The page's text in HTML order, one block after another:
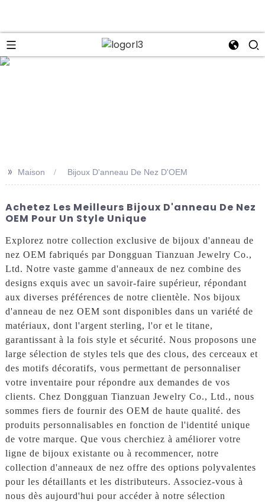
>> Maison Bijoux D'anneau De Nez D'OEM
Achetez Les Meilleurs Bijoux D'anneau De Nez
OEM Pour Un Style Unique
Explorez notre collection exclusive de bijoux d'anneau de
nez OEM fabriqués par Dongguan Tianzuan Jewelry Co.,
Ltd. Notre vaste gamme d'anneaux de nez combine des
designs exquis avec un savoir-faire supérieur, répondant
aux diverses préférences de notre clientèle. Nos bijoux
d'anneau de nez OEM sont disponibles dans un variété de
matériaux, dont l'argent sterling, l'or et le titane,
garantissant à la fois style et sécurité. Nous proposons une
large sélection de styles tels que des clous, des cerceaux et
des motifs décoratifs, vous permettant de personnaliser
votre inventaire pour répondre aux demandes de vos
clients. Chez Dongguan Tianzuan Jewelry Co., Ltd., nous
sommes fiers de fournir des OEM de haute qualité. des
produits personnalisables en fonction de l'identité unique
de votre marque. Que vous cherchiez à améliorer votre
ligne de bijoux existante ou à recommencer, notre
collection d'anneaux de nez offre des options polyvalentes
pour les détaillants et les distributeurs. Associez-vous à
nous dès aujourd'hui pour accéder à notre sélection